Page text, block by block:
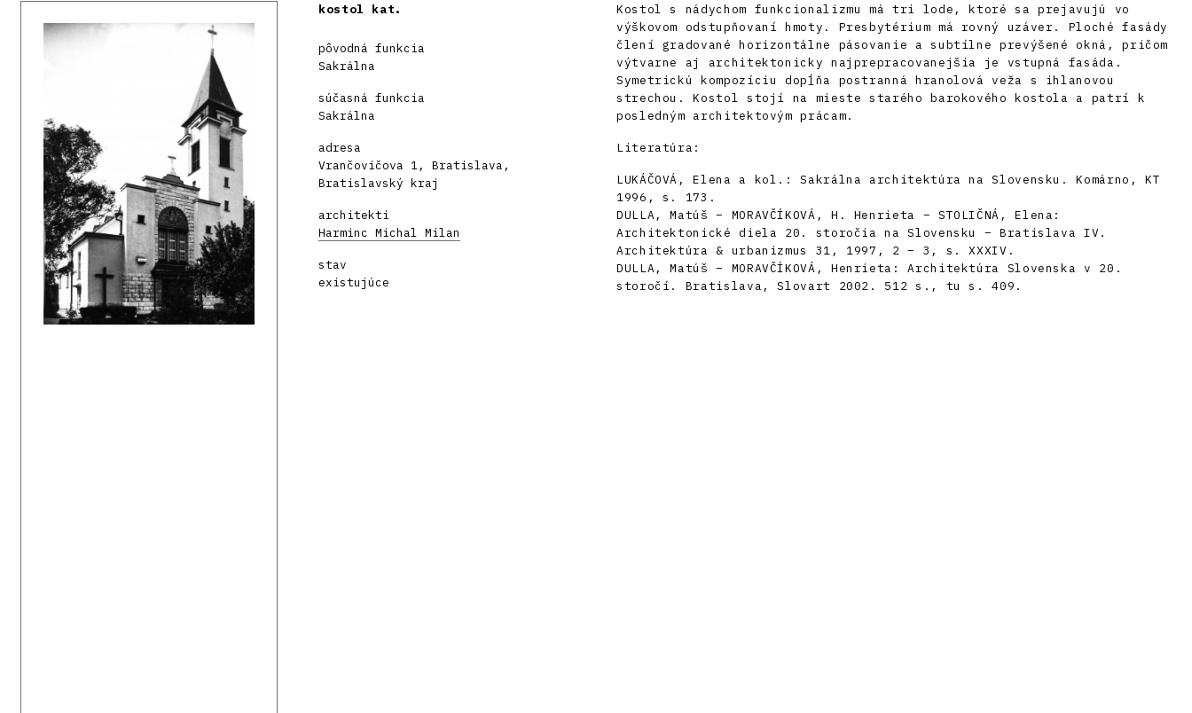
kostol kat.
pôvodná funkcia
Sakrálna
súčasná funkcia
Sakrálna
adresa
Vrančovičova 1, Bratislava,
Bratislavský kraj
architekti
Harminc Michal Milan
stav
existujúce
Kostol s nádychom funkcionalizmu má tri lode, ktoré sa prejavujú vo
výškovom odstupňovaní hmoty. Presbytérium má rovný uzáver. Ploché fasády
člení gradované horizontálne pásovanie a subtílne prevýšené okná, pričom
výtvarne aj architektonicky najprepracovanejšia je vstupná fasáda.
Symetrickú kompozíciu dopĺňa postranná hranolová veža s ihlanovou
strechou. Kostol stojí na mieste starého barokového kostola a patrí k
posledným architektovým prácam.
Literatúra:
LUKÁČOVÁ, Elena a kol.: Sakrálna architektúra na Slovensku. Komárno, KT
1996, s. 173.
DULLA, Matúš – MORAVČÍKOVÁ, H. Henrieta – STOLIČNÁ, Elena:
Architektonické diela 20. storočia na Slovensku – Bratislava IV.
Architektúra & urbanizmus 31, 1997, 2 – 3, s. XXXIV.
DULLA, Matúš – MORAVČÍKOVÁ, Henrieta: Architektúra Slovenska v 20.
storočí. Bratislava, Slovart 2002. 512 s., tu s. 409.